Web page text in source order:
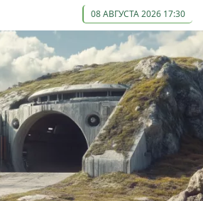
08 АВГУСТА 2026 17:30